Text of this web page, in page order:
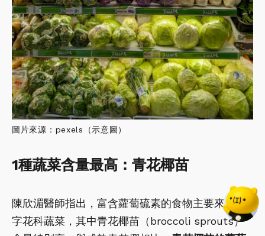
圖片來源：pexels（示意圖）
1種蔬菜含量最高：青花椰苗
陳欣湄醫師指出，富含蘿蔔硫素的食物主要來自十
字花科蔬菜，其中青花椰苗（broccoli sprouts）